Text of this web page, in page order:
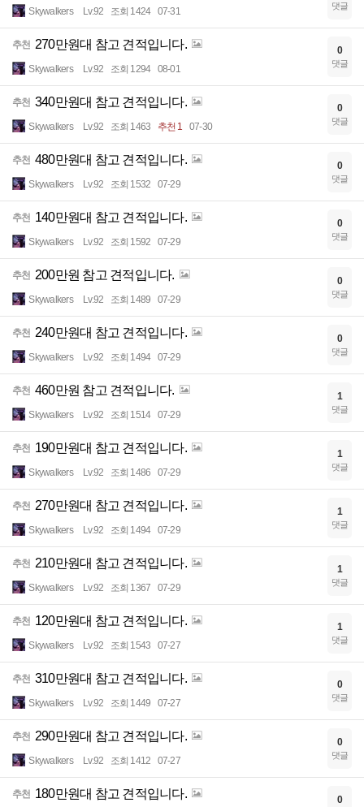
Skywalkers Lv.92 조회 1424 07-31 댓글
추천 270만원대 참고 견적입니다.
Skywalkers Lv.92 조회 1294 08-01
0
댓글
추천 340만원대 참고 견적입니다.
Skywalkers Lv.92 조회 1463 추천 1 07-30
0
댓글
추천 480만원대 참고 견적입니다.
Skywalkers Lv.92 조회 1532 07-29
0
댓글
추천 140만원대 참고 견적입니다.
Skywalkers Lv.92 조회 1592 07-29
0
댓글
추천 200만원 참고 견적입니다.
Skywalkers Lv.92 조회 1489 07-29
0
댓글
추천 240만원대 참고 견적입니다.
Skywalkers Lv.92 조회 1494 07-29
0
댓글
추천 460만원 참고 견적입니다.
Skywalkers Lv.92 조회 1514 07-29
1
댓글
추천 190만원대 참고 견적입니다.
Skywalkers Lv.92 조회 1486 07-29
1
댓글
추천 270만원대 참고 견적입니다.
Skywalkers Lv.92 조회 1494 07-29
1
댓글
추천 210만원대 참고 견적입니다.
Skywalkers Lv.92 조회 1367 07-29
1
댓글
추천 120만원대 참고 견적입니다.
Skywalkers Lv.92 조회 1543 07-27
1
댓글
추천 310만원대 참고 견적입니다.
Skywalkers Lv.92 조회 1449 07-27
0
댓글
추천 290만원대 참고 견적입니다.
Skywalkers Lv.92 조회 1412 07-27
0
댓글
추천 180만원대 참고 견적입니다. 0